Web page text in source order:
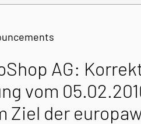
AG:
vom
Ziel der